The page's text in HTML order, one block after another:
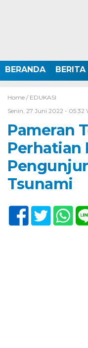
BERANDA BERITA
Home / EDUKASI
Senin, 27 Juni 2022 - 05:32
Pameran
Perhatian
Tsunami